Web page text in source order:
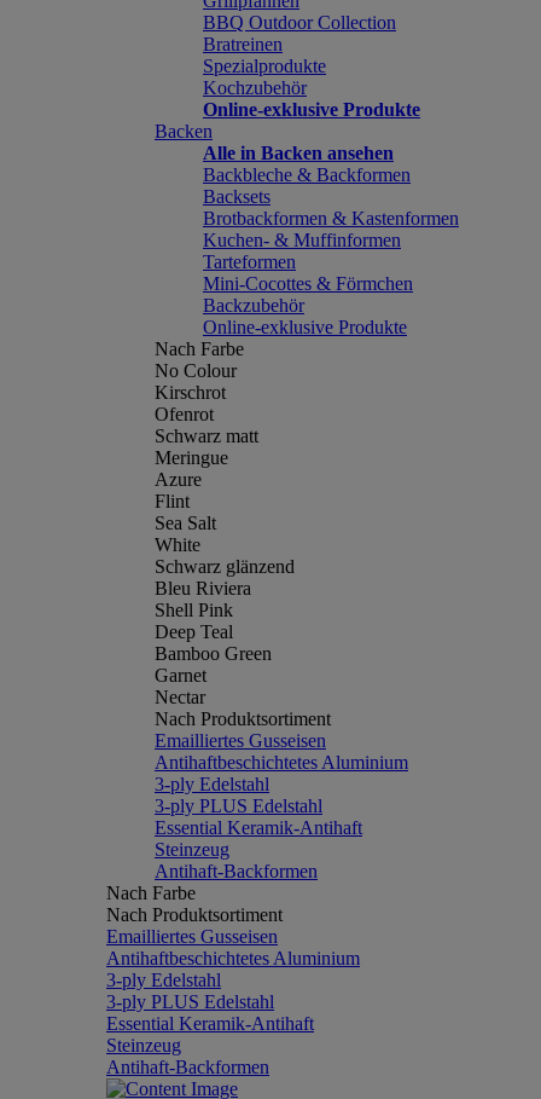
BBQ Outdoor Collection
Bratreinen
Spezialprodukte
Kochzubehör
Online-exklusive Produkte
Backen
Alle in Backen ansehen
Backbleche & Backformen
Backsets
Brotbackformen & Kastenformen
Kuchen- & Muffinformen
Tarteformen
Mini-Cocottes & Förmchen
Backzubehör
Online-exklusive Produkte
Nach Farbe
No Colour
Kirschrot
Ofenrot
Schwarz matt
Meringue
Azure
Flint
Sea Salt
White
Schwarz glänzend
Bleu Riviera
Shell Pink
Deep Teal
Bamboo Green
Garnet
Nectar
Nach Produktsortiment
Emailliertes Gusseisen
Antihaftbeschichtetes Aluminium
3-ply Edelstahl
3-ply PLUS Edelstahl
Essential Keramik-Antihaft
Steinzeug
Antihaft-Backformen
Nach Farbe
Nach Produktsortiment
Emailliertes Gusseisen
Antihaftbeschichtetes Aluminium
3-ply Edelstahl
3-ply PLUS Edelstahl
Essential Keramik-Antihaft
Steinzeug
Antihaft-Backformen